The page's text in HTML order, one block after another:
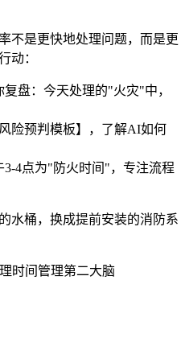
不是更快地处理问题，而是更
动：
盘：今天处理的"火灾"中，
险预判模板】，了解AI如何
4点为"防火时间"，专注流程
水桶，换成提前安装的消防系
时间管理第二大脑